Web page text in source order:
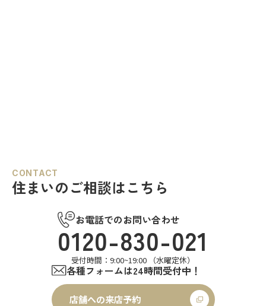
CONTACT
住まいのご相談はこちら
お電話でのお問い合わせ
0120-830-021
受付時間：9:00~19:00 （水曜定休）
各種フォームは24時間受付中！
店舗への来店予約